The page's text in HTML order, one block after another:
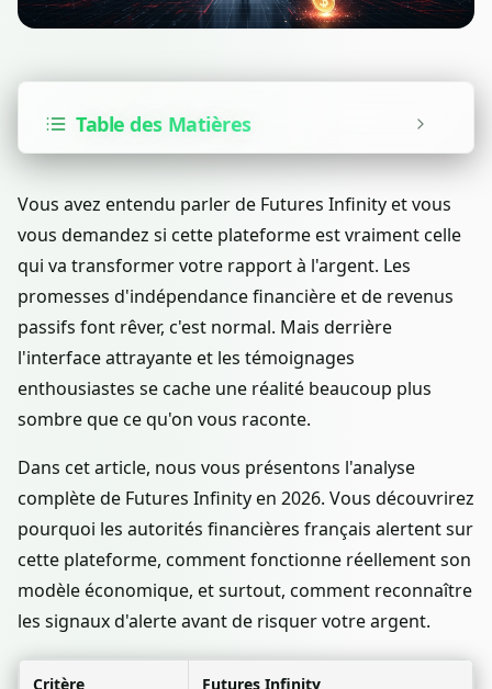
Table des Matières
Vous avez entendu parler de Futures Infinity et vous
vous demandez si cette plateforme est vraiment celle
qui va transformer votre rapport à l'argent. Les
promesses d'indépendance financière et de revenus
passifs font rêver, c'est normal. Mais derrière
l'interface attrayante et les témoignages
enthousiastes se cache une réalité beaucoup plus
sombre que ce qu'on vous raconte.
Dans cet article, nous vous présentons l'analyse
complète de Futures Infinity en 2026. Vous découvrirez
pourquoi les autorités financières français alertent sur
cette plateforme, comment fonctionne réellement son
modèle économique, et surtout, comment reconnaître
les signaux d'alerte avant de risquer votre argent.
Critère Futures Infinity